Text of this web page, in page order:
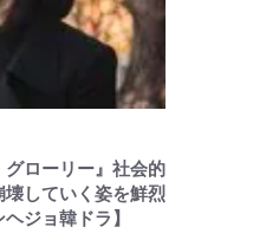
ローリー』社会的
していく姿を鮮烈
ジョ韓ドラ】